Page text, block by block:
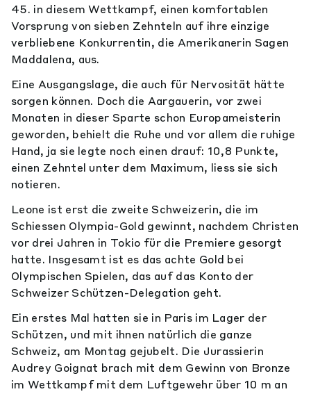
45. in diesem Wettkampf, einen komfortablen
Vorsprung von sieben Zehnteln auf ihre einzige
verbliebene Konkurrentin, die Amerikanerin Sagen
Maddalena, aus.
Eine Ausgangslage, die auch für Nervosität hätte
sorgen können. Doch die Aargauerin, vor zwei
Monaten in dieser Sparte schon Europameisterin
geworden, behielt die Ruhe und vor allem die ruhige
Hand, ja sie legte noch einen drauf: 10,8 Punkte,
einen Zehntel unter dem Maximum, liess sie sich
notieren.
Leone ist erst die zweite Schweizerin, die im
Schiessen Olympia-Gold gewinnt, nachdem Christen
vor drei Jahren in Tokio für die Premiere gesorgt
hatte. Insgesamt ist es das achte Gold bei
Olympischen Spielen, das auf das Konto der
Schweizer Schützen-Delegation geht.
Ein erstes Mal hatten sie in Paris im Lager der
Schützen, und mit ihnen natürlich die ganze
Schweiz, am Montag gejubelt. Die Jurassierin
Audrey Goignat brach mit dem Gewinn von Bronze
im Wettkampf mit dem Luftgewehr über 10 m an